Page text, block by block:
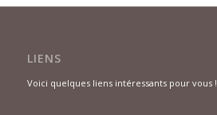
LIENS
Voici quelques liens intéressants pour vous !